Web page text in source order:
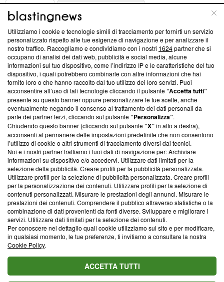
ABOUT
Questa sezione offre informazioni trasparenti su Blasting
News, sui nostri processi editoriali e su come ci impegniamo a
creare news di qualità. Inoltre, afferma la nostra aderenza a
‘Trust Project - News with Integrity’Blasting News non è
ancora membro del programma, ma ha richiesto di farne
parte; Trust Project non ha ancora effettuato una verifica di
conformità agli standard.
Su di noi
Team editoriale
Corporate
Redazione
Informativa Privacy
Cookie Policy
Blasting SA, IDI CHE-247.845.224, Via Carlo Frasca, 3 - 6900
Lugano (Svizzera) Tel:+39 0690258937
© 2026 Blasting News
Utilizziamo i cookie e tecnologie simili di tracciamento per fornirti un servizio
personalizzato rispetto alle tue esigenze di navigazione e per analizzare il
nostro traffico. Raccogliamo e condividiamo con i nostri 1624partner che si
occupano di analisi dei dati web, pubblicità e social media, alcune
informazioni sul tuo dispositivo, come l’indirizzo IP e le caratteristiche del tuo
dispositivo, i quali potrebbero combinarle con altre informazioni che hai
fornito loro o che hanno raccolto dal tuo utilizzo dei loro servizi. Puoi
acconsentire all’uso di tali tecnologie cliccando il pulsante“Accetta tutti”
presente su questo banner oppure personalizzare le tue scelte, anche
eventualmente negando il consenso al trattamento dei dati personali da
parte dei partner terzi, cliccando sul pulsante“Personalizza”.
Chiudendo questo banner (cliccando sul pulsante“X”in alto a destra),
acconsenti al permanere delle impostazioni predefinite che non consentono
l’utilizzo di cookie o altri strumenti di tracciamento diversi dai tecnici.
Noi e i nostri partner trattiamo i tuoi dati di navigazione per: Archiviare
informazioni su dispositivo e/o accedervi. Utilizzare dati limitati per la
selezione della pubblicità. Creare profili per la pubblicità personalizzata.
Utilizzare profili per la selezione di pubblicità personalizzata. Creare profili
per la personalizzazione dei contenuti. Utilizzare profili per la selezione di
contenuti personalizzati. Misurare le prestazioni degli annunci. Misurare le
prestazioni dei contenuti. Comprendere il pubblico attraverso statistiche o la
combinazione di dati provenienti da fonti diverse. Sviluppare e migliorare i
servizi. Utilizzare dati limitati per la selezione dei contenuti.
Per conoscere nel dettaglio quali cookie utilizziamo sul sito e per modificare,
in qualsiasi momento, le tue preferenze, ti invitiamo a consultare la nostra
Cookie Policy.
ACCETTA TUTTI